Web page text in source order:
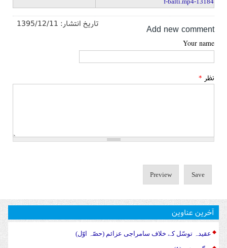
تاریخ انتشار: 1395/12/11 Add new comment
Your name
نظر *
آخرین عناوین
عقیدہ توسّل کے خلاف سامراجی عزائم (حصّہ اوّل)